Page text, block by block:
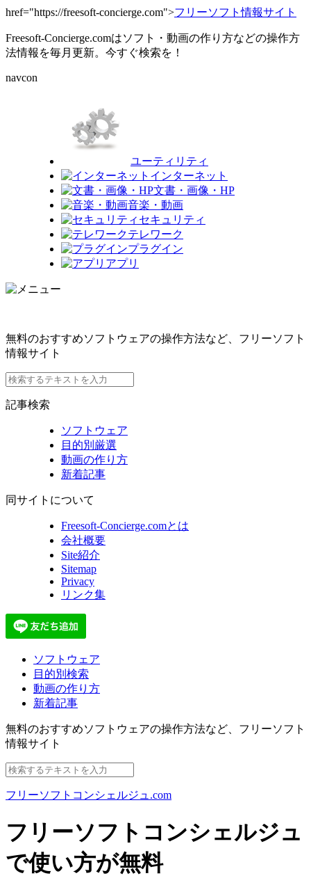
href="https://freesoft-concierge.com">フリーソフト情報サイト
Freesoft-Concierge.comはソフト・動画の作り方などの操作方
法情報を毎月更新。今すぐ検索を！
navcon
ユーティリティ
インターネット
文書・画像・HP
音楽・動画
セキュリティ
テレワーク
プラグイン
アプリ
無料のおすすめソフトウェアの操作方法など、フリーソフト
情報サイト
記事検索
ソフトウェア
目的別厳選
動画の作り方
新着記事
同サイトについて
Freesoft-Concierge.comとは
会社概要
Site紹介
Sitemap
Privacy
リンク集
ソフトウェア
目的別検索
動画の作り方
新着記事
無料のおすすめソフトウェアの操作方法など、 フリーソフト
情報サイト
フリーソフトコンシェルジュ.com
フリーソフトコンシェルジュ
で使い方が無料